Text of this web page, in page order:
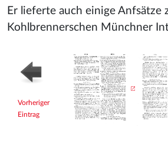
Er lieferte auch einige Anfsätze
Kohlbrennerschen Münchner
Vorheriger
Eintrag